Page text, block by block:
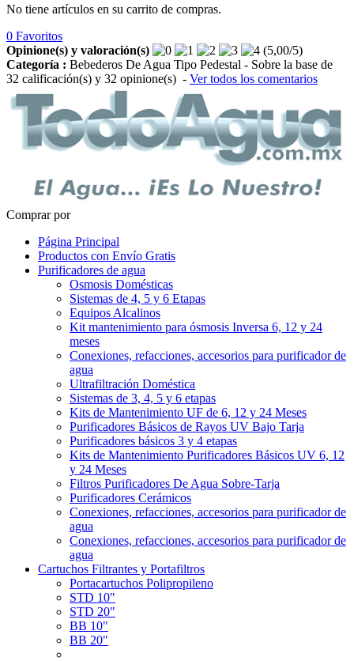
No tiene artículos en su carrito de compras.
0 Favoritos
Opinione(s) y valoración(s)
(5,00/5)
Categoría : Bebederos De Agua Tipo Pedestal - Sobre la base de
32 calificación(s) y 32 opinione(s) - Ver todos los comentarios
Comprar por
Página Principal
Productos con Envío Gratis
Purificadores de agua
Osmosis Domésticas
Sistemas de 4, 5 y 6 Etapas
Equipos Alcalinos
Kit mantenimiento para ósmosis Inversa 6, 12 y 24
meses
Conexiones, refacciones, accesorios para purificador de
agua
Ultrafiltración Doméstica
Sistemas de 3, 4, 5 y 6 etapas
Kits de Mantenimiento UF de 6, 12 y 24 Meses
Purificadores Básicos de Rayos UV Bajo Tarja
Purificadores básicos 3 y 4 etapas
Kits de Mantenimiento Purificadores Básicos UV 6, 12
y 24 Meses
Filtros Purificadores De Agua Sobre-Tarja
Purificadores Cerámicos
Conexiones, refacciones, accesorios para purificador de
agua
Conexiones, refacciones, accesorios para purificador de
agua
Cartuchos Filtrantes y Portafiltros
Portacartuchos Polipropileno
STD 10"
STD 20"
BB 10"
BB 20"